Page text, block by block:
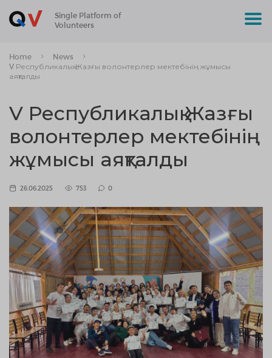
Single Platform of
Volunteers
Home
News
V Республикалық Жазғы волонтерлер мектебінің жұмысы
аяқталды
V Республикалық Жазғы
волонтерлер мектебінің
жұмысы аяқталды
26.06.2025 753 0